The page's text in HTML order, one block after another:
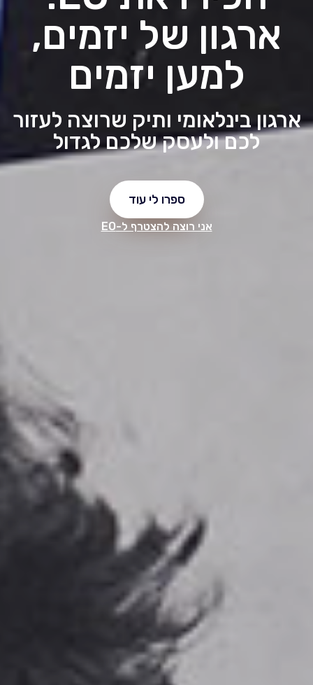
ארגון של יזמים,
למען יזמים
ארגון בינלאומי ותיק שרוצה לעזור
לכם ולעסק שלכם לגדול
ספרו לי עוד
אני רוצה להצטרף ל-EO